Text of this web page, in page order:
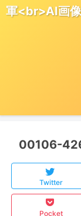
軍<br>AI画
00106-
Twitter
Pocket